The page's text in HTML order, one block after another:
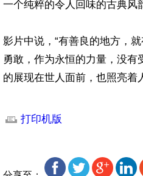
一个纯粹的令人回味的古典风
影片中说，“有善良的地方，
勇敢，作为永恒的力量，没
的展现在世人面前，也照亮
打印机版